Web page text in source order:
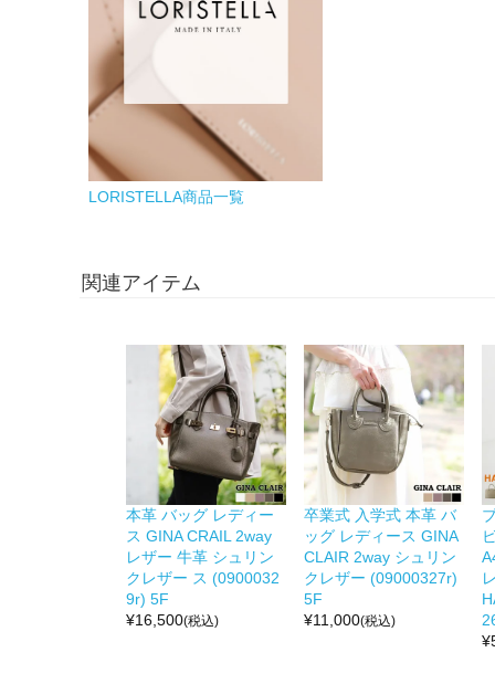
LORISTELLA商品一覧
関連アイテム
本革 バッグ レディー
ス GINA CRAIL 2way
レザー 牛革 シュリン
クレザー ス (0900032
9r) 5F
¥16,500(税込)
卒業式 入学式 本革 バ
ッグ レディース GINA
CLAIR 2way シュリン
クレザー (09000327r)
5F
¥11,000(税込)
¥